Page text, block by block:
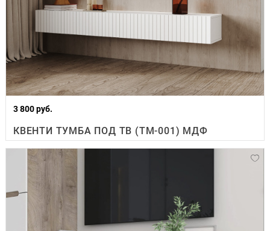
3 800 руб.
КВЕНТИ ТУМБА ПОД ТВ (ТМ-001) МДФ